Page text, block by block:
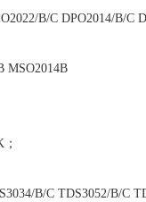
B/C DPO2014/B/C
MSO2014B
B/C TDS3052/B/C